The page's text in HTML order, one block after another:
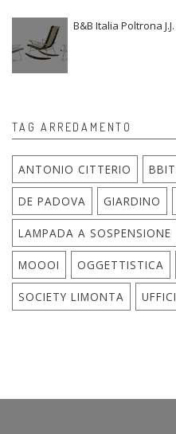
B&B Italia Poltrona
TAG ARREDAMENTO
ANTONIO CITTERIO
DE PADOVA GIARDINO
LAMPADA A SOSPENSIONE
MOOOI OGGETTISTICA
SOCIETY LIMONTA